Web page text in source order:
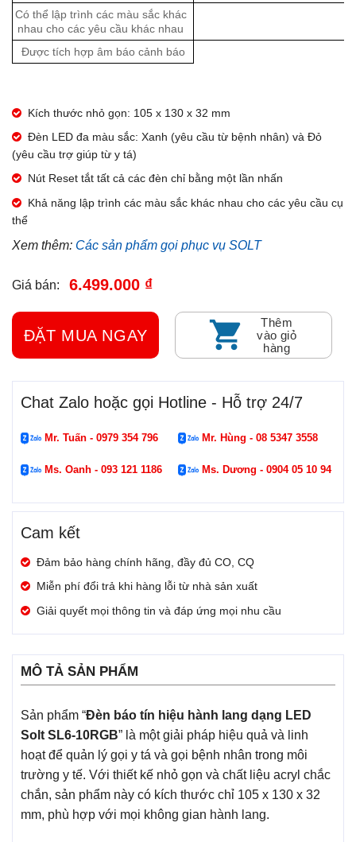
Có thể lập trình các màu sắc khác
nhau cho các yêu cầu khác nhau
Được tích hợp âm báo cảnh báo
Kích thước nhỏ gọn: 105 x 130 x 32 mm
Đèn LED đa màu sắc: Xanh (yêu cầu từ bệnh nhân) và Đỏ
(yêu cầu trợ giúp từ y tá)
Nút Reset tắt tất cả các đèn chỉ bằng một lần nhấn
Khả năng lập trình các màu sắc khác nhau cho các yêu cầu cụ
thể
Xem thêm: Các sản phẩm gọi phục vụ SOLT
Giá bán: 6.499.000 ₫
ĐẶT MUA NGAY
Thêm
vào giỏ
hàng
Chat Zalo hoặc gọi Hotline - Hỗ trợ 24/7
Mr. Tuấn - 0979 354 796 Mr. Hùng - 08 5347 3558
Ms. Oanh - 093 121 1186 Ms. Dương - 0904 05 10 94
Cam kết
Đảm bảo hàng chính hãng, đầy đủ CO, CQ
Miễn phí đổi trả khi hàng lỗi từ nhà sản xuất
Giải quyết mọi thông tin và đáp ứng mọi nhu cầu
MÔ TẢ SẢN PHẨM
Sản phẩm “Đèn báo tín hiệu hành lang dạng LED
Solt SL6-10RGB” là một giải pháp hiệu quả và linh
hoạt để quản lý gọi y tá và gọi bệnh nhân trong môi
trường y tế. Với thiết kế nhỏ gọn và chất liệu acryl chắc
chắn, sản phẩm này có kích thước chỉ 105 x 130 x 32
mm, phù hợp với mọi không gian hành lang.